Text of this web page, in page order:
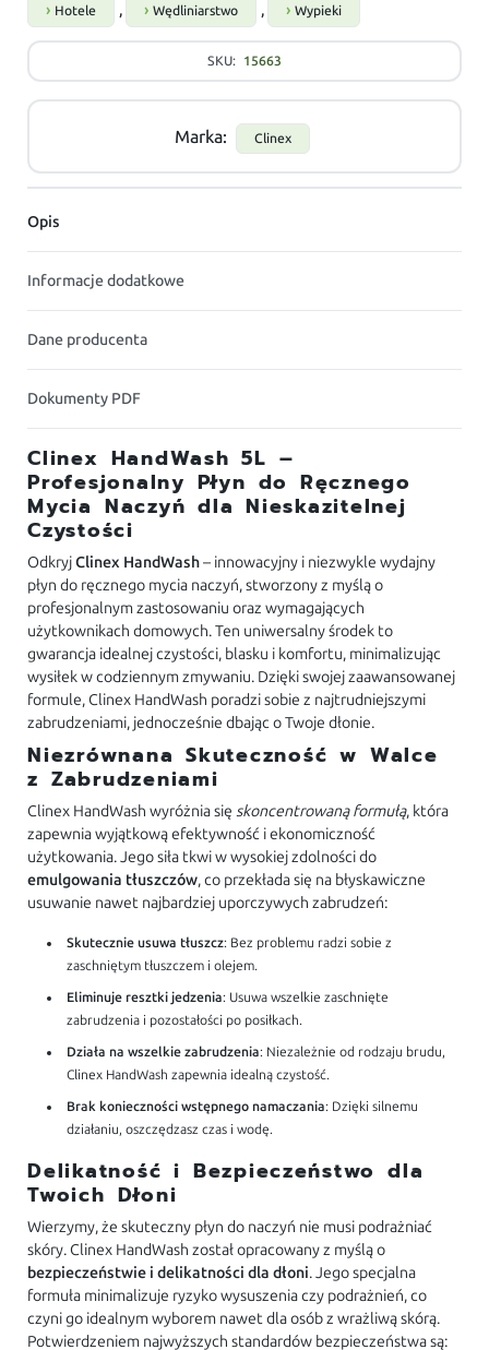
Hotele , Wędliniarstwo , Wypieki
SKU: 15663
Marka: Clinex
Opis
Informacje dodatkowe
Dane producenta
Dokumenty PDF
Clinex HandWash 5L –
Profesjonalny Płyn do Ręcznego
Mycia Naczyń dla Nieskazitelnej
Czystości
OdkryjClinex HandWash– innowacyjny i niezwykle wydajny
płyn do ręcznego mycia naczyń, stworzony z myślą o
profesjonalnym zastosowaniu oraz wymagających
użytkownikach domowych. Ten uniwersalny środek to
gwarancja idealnej czystości, blasku i komfortu, minimalizując
wysiłek w codziennym zmywaniu. Dzięki swojej zaawansowanej
formule, Clinex HandWash poradzi sobie z najtrudniejszymi
zabrudzeniami, jednocześnie dbając o Twoje dłonie.
Niezrównana Skuteczność w Walce
z Zabrudzeniami
Clinex HandWash wyróżnia sięskoncentrowaną formułą, która
zapewnia wyjątkową efektywność i ekonomiczność
użytkowania. Jego siła tkwi w wysokiej zdolności do
emulgowania tłuszczów, co przekłada się na błyskawiczne
usuwanie nawet najbardziej uporczywych zabrudzeń:
Skutecznie usuwa tłuszcz: Bez problemu radzi sobie z
zaschniętym tłuszczem i olejem.
Eliminuje resztki jedzenia: Usuwa wszelkie zaschnięte
zabrudzenia i pozostałości po posiłkach.
Działa na wszelkie zabrudzenia: Niezależnie od rodzaju brudu,
Clinex HandWash zapewnia idealną czystość.
Brak konieczności wstępnego namaczania: Dzięki silnemu
działaniu, oszczędzasz czas i wodę.
Delikatność i Bezpieczeństwo dla
Twoich Dłoni
Wierzymy, że skuteczny płyn do naczyń nie musi podrażniać
skóry. Clinex HandWash został opracowany z myślą o
bezpieczeństwie i delikatności dla dłoni. Jego specjalna
formuła minimalizuje ryzyko wysuszenia czy podrażnień, co
czyni go idealnym wyborem nawet dla osób z wrażliwą skórą.
Potwierdzeniem najwyższych standardów bezpieczeństwa są: